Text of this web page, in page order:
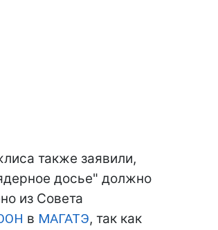
также заявили,
досье" должно
из Совета
в МАГАТЭ, так как